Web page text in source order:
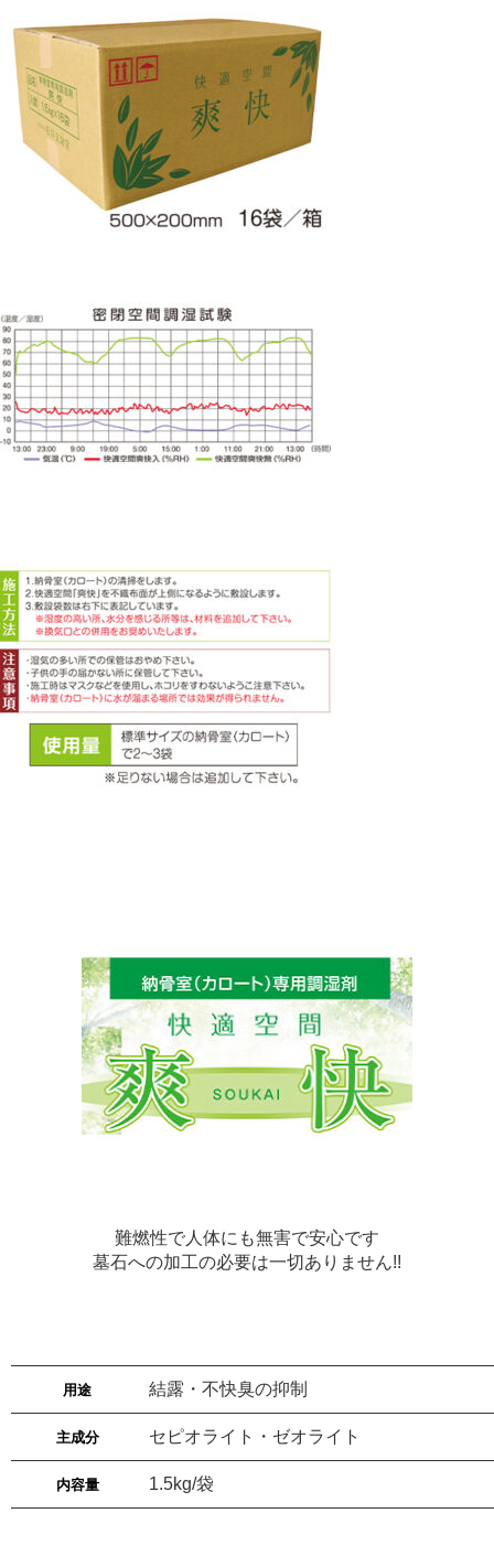
難燃性で人体にも無害で安心です
墓石への加工の必要は一切ありません!!
用途 結露・不快臭の抑制
主成分 セピオライト・ゼオライト
内容量 1.5kg/袋